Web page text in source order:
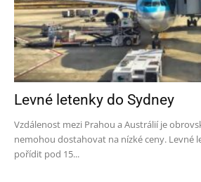
Levné letenky do Sydney
Vzdálenost mezi Prahou a Austrálií je
nemohou dostahovat na nízké ceny. Levné
pořídit pod 15...